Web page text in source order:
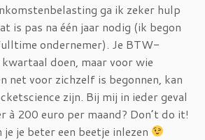
ga ik zeker hulp
is pas na één jaar nodig (ik begon
ondernemer). Je BTW-
doen, maar voor wie
net voor zichzelf is begonnen, kan
zijn. Bij mij in ieder geval
à 200 euro per maand? Don’t do it!
je beter een beetje inlezen